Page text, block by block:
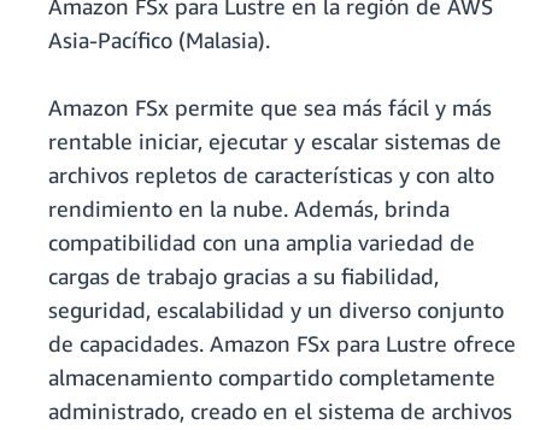
Amazon FSx para Lustre en la región de AWS
Asia-Pacífico (Malasia).
Amazon FSx permite que sea más fácil y más
rentable iniciar, ejecutar y escalar sistemas de
archivos repletos de características y con alto
rendimiento en la nube. Además, brinda
compatibilidad con una amplia variedad de
cargas de trabajo gracias a su fiabilidad,
seguridad, escalabilidad y un diverso conjunto
de capacidades. Amazon FSx para Lustre ofrece
almacenamiento compartido completamente
administrado, creado en el sistema de archivos